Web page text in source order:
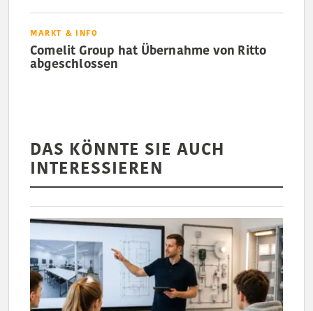
MARKT & INFO
Comelit Group hat Übernahme von Ritto
abgeschlossen
DAS KÖNNTE SIE AUCH
INTERESSIEREN